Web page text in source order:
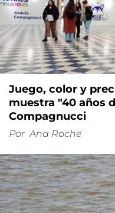
Juego, color y
muestra "40 años
Compagnucci
Por Ana Roche